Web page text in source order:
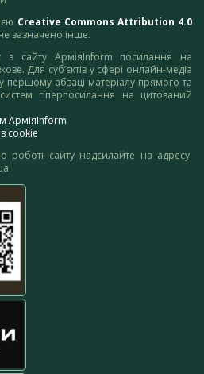
Creative Commons Attribution 4.0
зазначено інше.
з сайту АрміяInform посилання на
Для суб’єктів у сфері онлайн-медіа
першому абзаці матеріалу прямого та
гіперпосилання на цитований
АрміяInform
cookie
роботі сайту надсилайте на адресу: